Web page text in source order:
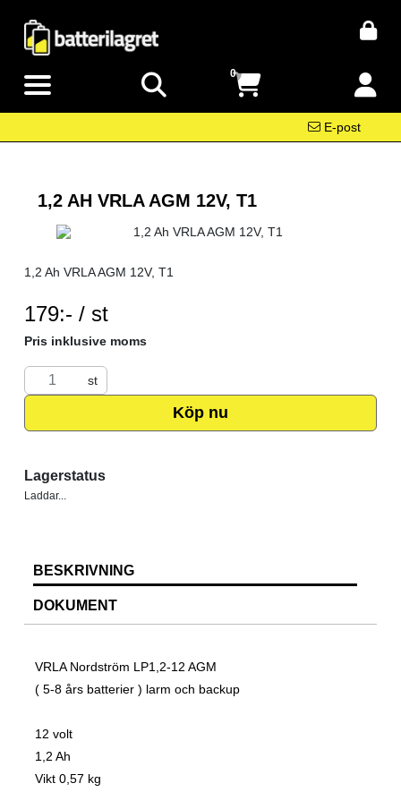
0
E-post
1,2 AH VRLA AGM 12V, T1
1,2 Ah VRLA AGM 12V, T1
179:- / stSEK per ST
Pris inklusive moms
st
Köp nu
Lagerstatus
Laddar...
BESKRIVNING
DOKUMENT
VRLA Nordström LP1,2-12 AGM
( 5-8 års batterier ) larm och backup
12 volt
1,2 Ah
Vikt 0,57 kg